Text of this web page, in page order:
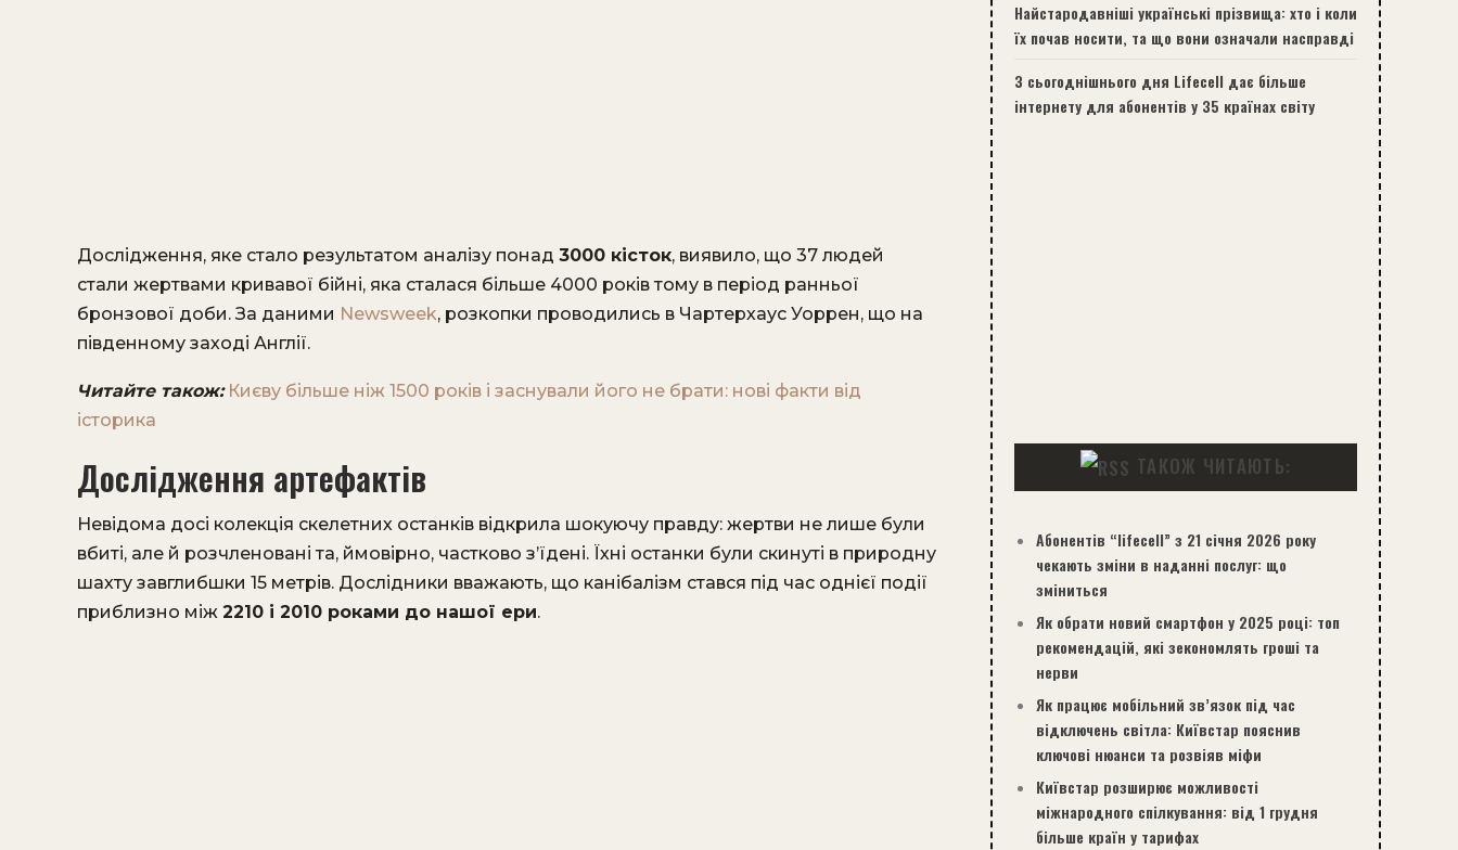
Дослідження, яке стало результатом аналізу понад 3000 кісток, виявило, що 37 людей
стали жертвами кривавої бійні, яка сталася більше 4000 років тому в період ранньої
бронзової доби. За даними Newsweek, розкопки проводились в Чартерхаус Уоррен, що на
південному заході Англії.
Читайте також: Києву більше ніж 1500 років і заснували його не брати: нові факти від
історика
Дослідження артефактів
Невідома досі колекція скелетних останків відкрила шокуючу правду: жертви не лише були
вбиті, але й розчленовані та, ймовірно, частково з’їдені. Їхні останки були скинуті в природну
шахту завглибшки 15 метрів. Дослідники вважають, що канібалізм стався під час однієї події
приблизно між 2210 і 2010 роками до нашої ери.
Найстародавніші українські прізвища: хто і коли
їх почав носити, та що вони означали насправді
З сьогоднішнього дня Lifecell дає більше
інтернету для абонентів у 35 країнах світу
ТАКОЖ ЧИТАЮТЬ:
Абонентів “lifecell” з 21 січня 2026 року
чекають зміни в наданні послуг: що
зміниться
Як обрати новий смартфон у 2025 році: топ
рекомендацій, які зекономлять гроші та
нерви
Як працює мобільний зв’язок під час
відключень світла: Київстар пояснив
ключові нюанси та розвіяв міфи
Київстар розширює можливості
міжнародного спілкування: від 1 грудня
більше країн у тарифах